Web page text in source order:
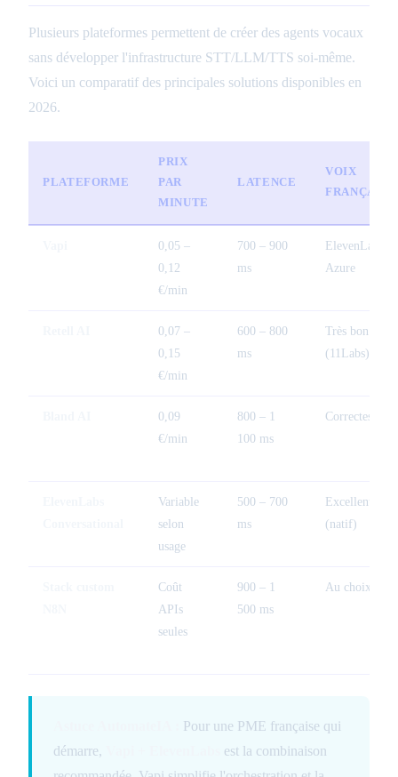
Plusieurs plateformes permettent de créer des agents vocaux
sans développer l'infrastructure STT/LLM/TTS soi-même.
Voici un comparatif des principales solutions disponibles en
2026.
PLATEFORME
PRIX
PAR
MINUTE
LATENCE
VOIX
0,05 –
0,12
€/min
700 – 900
ms
ElevenLabs,
Azure
0,07 –
0,15
€/min
600 – 800
ms
Très bon
(11Labs)
0,09
€/min
800 – 1
100 ms
Correctes
Variable
selon
usage
500 – 700
ms
Excellentes
(natif)
Coût
APIs
seules
900 – 1
500 ms
Au choix
Pour une PME française qui
démarre,
est la combinaison